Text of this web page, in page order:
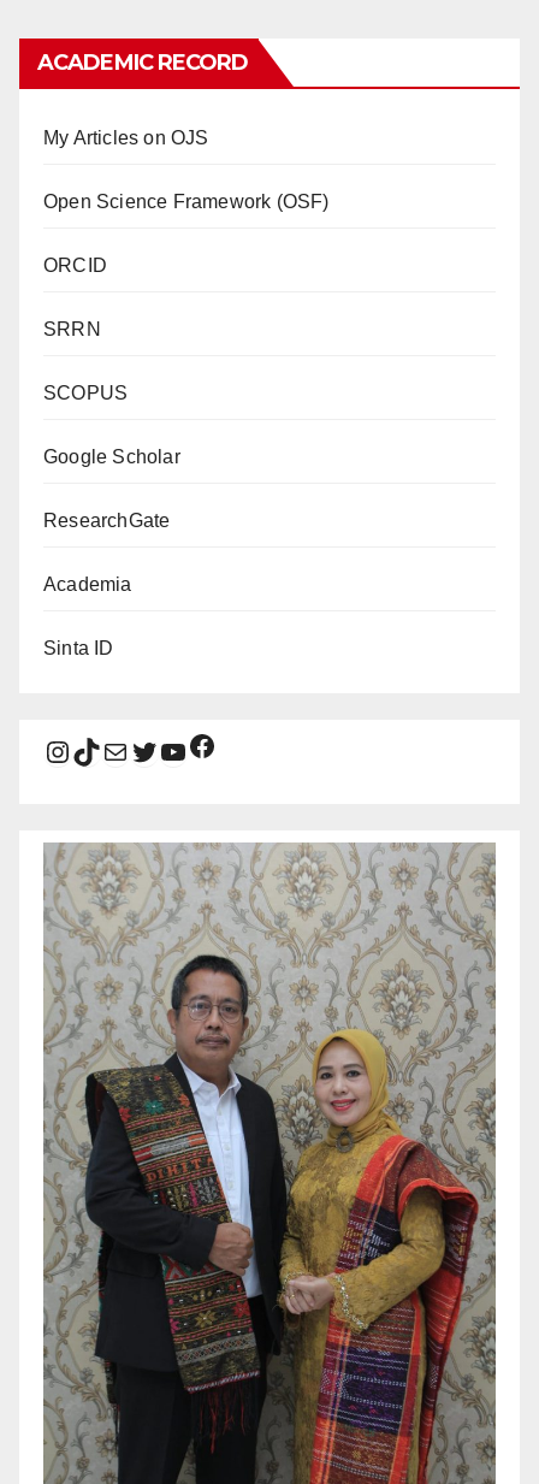
ACADEMIC RECORD
My Articles on OJS
Open Science Framework (OSF)
ORCID
SRRN
SCOPUS
Google Scholar
ResearchGate
Academia
Sinta ID
Instagram
TikTok
MailTwitter
YouTube
Facebook